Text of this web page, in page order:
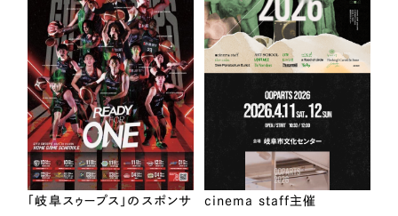
「岐阜スゥープス」のスポンサ
cinema staff主催